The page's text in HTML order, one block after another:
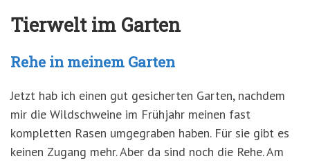
Tierwelt im Garten
Rehe in meinem Garten
Jetzt hab ich einen gut gesicherten Garten, nachdem
mir die Wildschweine im Frühjahr meinen fast
kompletten Rasen umgegraben haben. Für sie gibt es
keinen Zugang mehr. Aber da sind noch die Rehe. Am